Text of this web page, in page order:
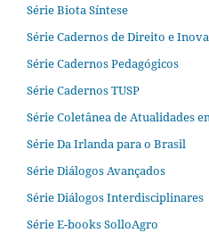
Série Biota Síntese
Série Cadernos de Direito e
Série Cadernos Pedagógicos
Série Cadernos TUSP
Série Coletânea de Atualidades
Série Da Irlanda para o Brasil
Série Diálogos Avançados
Série Diálogos Interdisciplinares
Série E-books SolloAgro